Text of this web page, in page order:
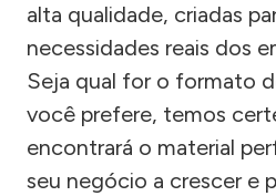
alta qualidade, criadas
necessidades reais dos
Seja qual for o formato
você prefere, temos
encontrará o material
seu negócio a crescer e